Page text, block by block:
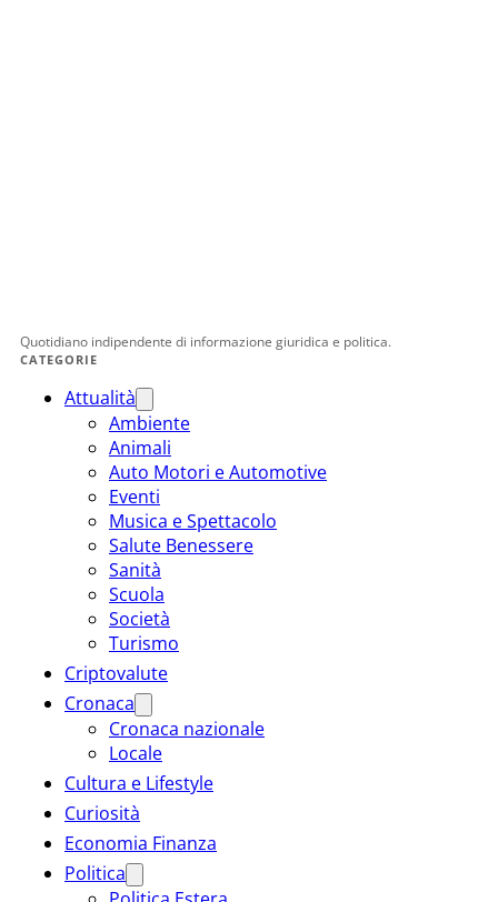
Quotidiano indipendente di informazione giuridica e politica.
CATEGORIE
Attualità
Ambiente
Animali
Auto Motori e Automotive
Eventi
Musica e Spettacolo
Salute Benessere
Sanità
Scuola
Società
Turismo
Criptovalute
Cronaca
Cronaca nazionale
Locale
Cultura e Lifestyle
Curiosità
Economia Finanza
Politica